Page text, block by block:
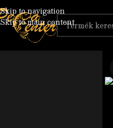
Skip to navigation
Skip to main content